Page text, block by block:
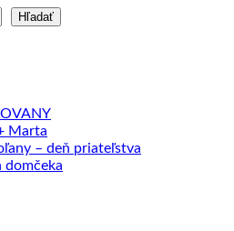
Hľadať
Marta
– deň priateľstva
domčeka